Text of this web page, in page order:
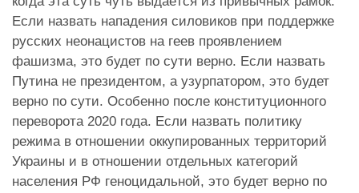
Если назвать нападения силовиков при поддержке
русских неонацистов на геев проявлением
фашизма, это будет по сути верно. Если назвать
Путина не президентом, а узурпатором, это будет
верно по сути. Особенно после конституционного
переворота 2020 года. Если назвать политику
режима в отношении оккупированных территорий
Украины и в отношении отдельных категорий
населения РФ геноцидальной, это будет верно по